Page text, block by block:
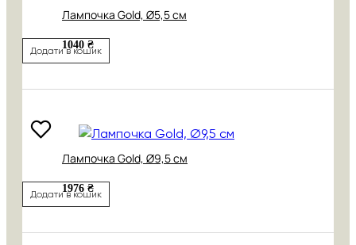
Лампочка Gold, Ø5,5 см
1040 ₴
Додати в кошик
Лампочка Gold, Ø9,5 см
1976 ₴
Додати в кошик